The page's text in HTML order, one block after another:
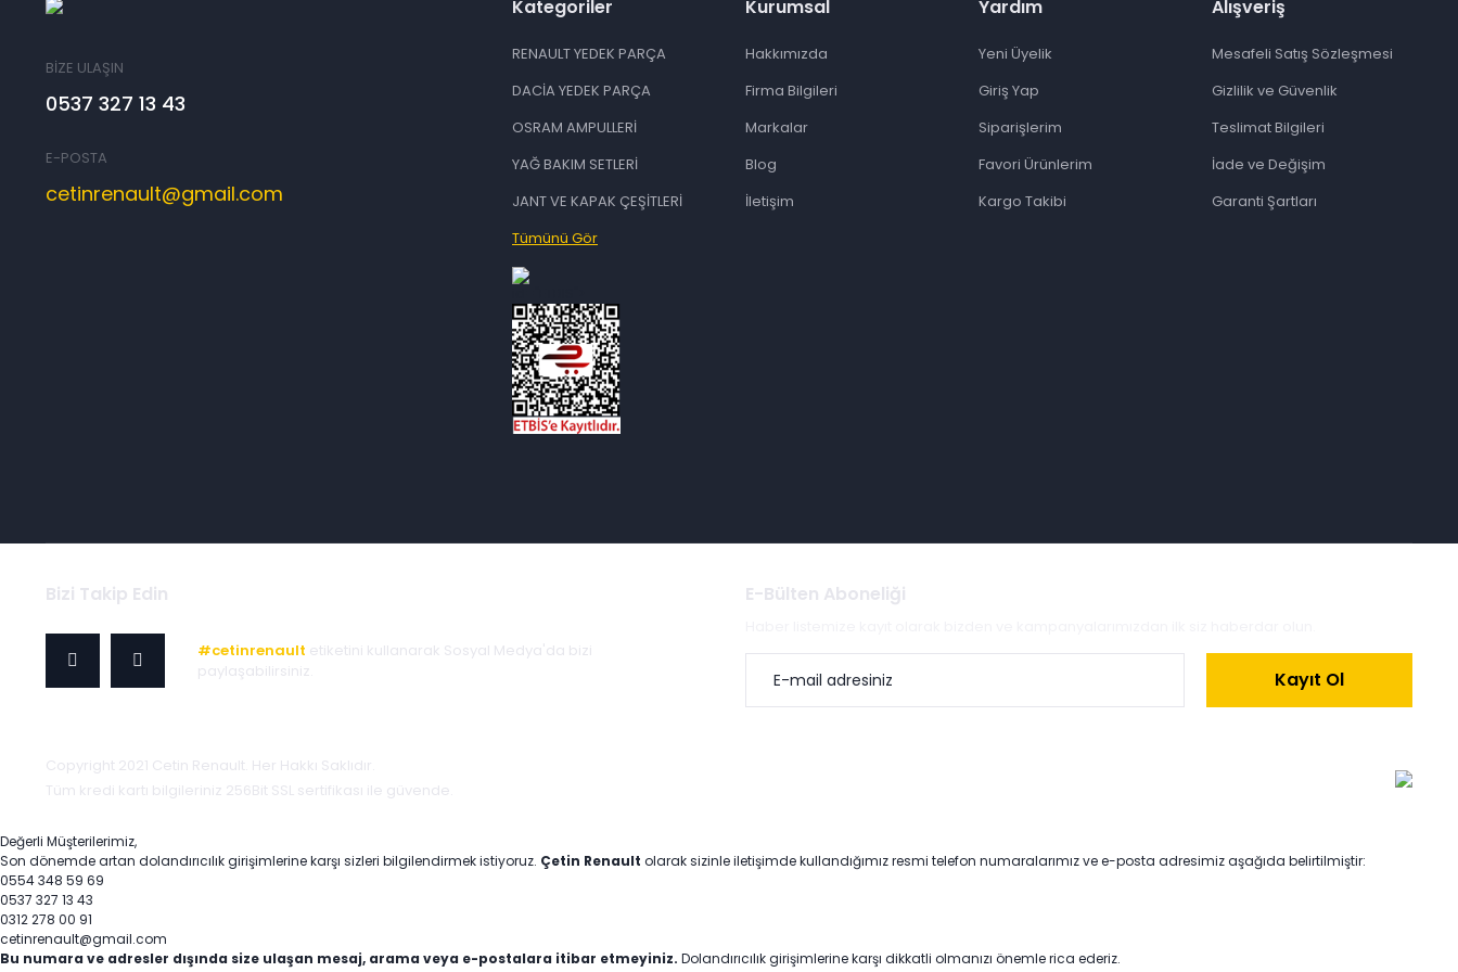
BİZE ULAŞIN
0537 327 13 43
E-POSTA
cetinrenault@gmail.com
Kategoriler
RENAULT YEDEK PARÇA
DACİA YEDEK PARÇA
OSRAM AMPULLERİ
YAĞ BAKIM SETLERİ
JANT VE KAPAK ÇEŞİTLERİ
Tümünü Gör
Kurumsal
Hakkımızda
Firma Bilgileri
Markalar
Blog
İletişim
Yardım
Yeni Üyelik
Giriş Yap
Siparişlerim
Favori Ürünlerim
Kargo Takibi
Alışveriş
Mesafeli Satış Sözleşmesi
Gizlilik ve Güvenlik
Teslimat Bilgileri
İade ve Değişim
Garanti Şartları
Bizi Takip Edin
#cetinrenault etiketini kullanarak Sosyal Medya'da bizi
paylaşabilirsiniz.
E-Bülten Aboneliği
Kayıt Ol
Copyright 2021 Cetin Renault. Her Hakkı Saklıdır.
Tüm kredi kartı bilgileriniz 256Bit SSL sertifikası ile güvende.
Değerli Müşterilerimiz,
Son dönemde artan dolandırıcılık girişimlerine karşı sizleri bilgilendirmek istiyoruz. Çetin Renault olarak sizinle iletişimde kullandığımız resmi telefon numaralarımız ve e-posta adresimiz aşağıda belirtilmiştir:
0554 348 59 69
0537 327 13 43
0312 278 00 91
cetinrenault@gmail.com
Bu numara ve adresler dışında size ulaşan mesaj, arama veya e-postalara itibar etmeyiniz. Dolandırıcılık girişimlerine karşı dikkatli olmanızı önemle rica ederiz.